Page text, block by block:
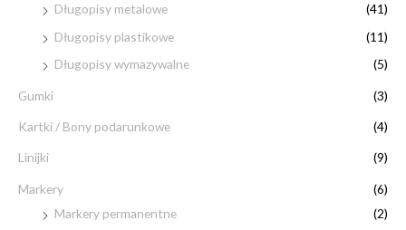
Długopisy metalowe
(41)
Długopisy plastikowe
(11)
Długopisy wymazywalne
(5)
Gumki (3)
Kartki / Bony podarunkowe (4)
Linijki (9)
Markery
(6)
Markery permanentne
(2)